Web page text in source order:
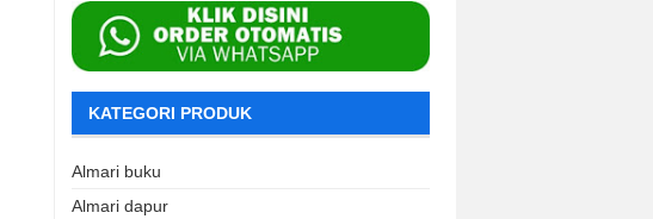
KATEGORI PRODUK
Almari buku
Almari dapur